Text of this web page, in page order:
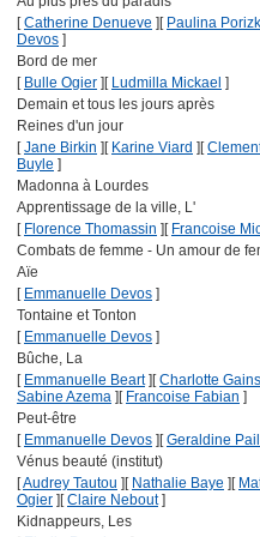
[Catherine Denueve ] [ Paulina
Devos ]
Bord de mer
[ Bulle Ogier ] [ Ludmilla Mickael ]
Demain et tous les jours après
Reines d'un jour
[Jane Birkin ] [ Karine Viard ] [
Buyle ]
Madonna à Lourdes
Apprentissage de la ville, L'
[ Florence Thomassin ] [ Francoise
Combats de femme - Un amour de
Aïe
[ Emmanuelle Devos ]
Tontaine et Tonton
[ Emmanuelle Devos ]
Bûche, La
[ Emmanuelle Beart] [Charlotte
Sabine Azema ] [ Francoise Fabian ]
Peut-être
[ Emmanuelle Devos ] [Geraldine
Vénus beauté (institut)
[Audrey Tautou ] [ Nathalie Baye ] [
Ogier ] [Claire Nebout]
Kidnappeurs, Les